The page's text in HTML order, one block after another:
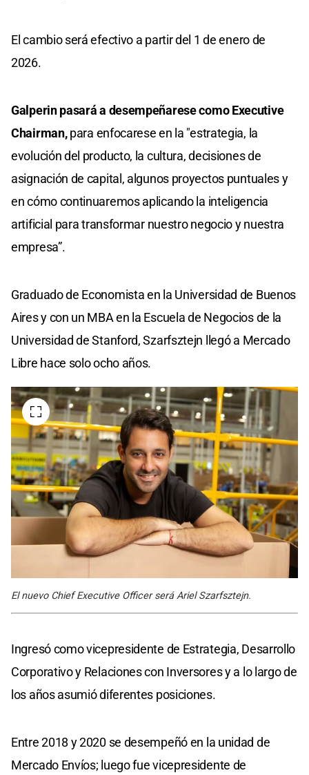
El cambio será efectivo a partir del 1 de enero de
2026.
Galperin pasará a desempeñarese como Executive
Chairman,para enfocarese en la "estrategia, la
evolución del producto, la cultura, decisiones de
asignación de capital, algunos proyectos puntuales y
en cómo continuaremos aplicando la inteligencia
artificial para transformar nuestro negocio y nuestra
empresa”.
Graduado de Economista en la Universidad de Buenos
Aires y con un MBA en la Escuela de Negocios de la
Universidad de Stanford, Szarfsztejn llegó a Mercado
Libre hace solo ocho años.
El nuevo Chief Executive Officer será Ariel Szarfsztejn.
Ingresó como vicepresidente de Estrategia, Desarrollo
Corporativo y Relaciones con Inversores y a lo largo de
los años asumió diferentes posiciones.
Entre 2018 y 2020 se desempeñó en la unidad de
Mercado Envíos; luego fue vicepresidente de